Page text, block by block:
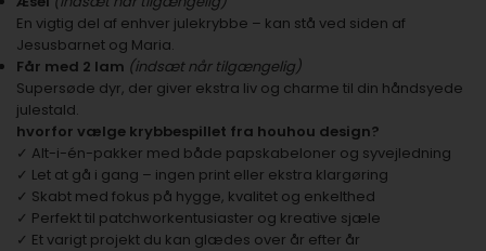
En vigtig del af enhver julekrybbe – kan stå ved siden af
Jesusbarnet og Maria.
Får med 2 lam (indsæt når tilgængelig)
Supersøde dyr, der giver ekstra liv og charme til din håndsyede
julestald.
hvorfor vælge krybbespillet fra houhou design?
✓ Alt-i-én-pakker med både papskabeloner og syvejledning
✓ Let at gå i gang – ingen print eller ekstra klargøring
✓ Skabt med fokus på hygge, kvalitet og enkelthed
✓ Perfekt til patchworkentusiaster og kreative sjæle
✓ Et varigt projekt du kan glædes over år efter år